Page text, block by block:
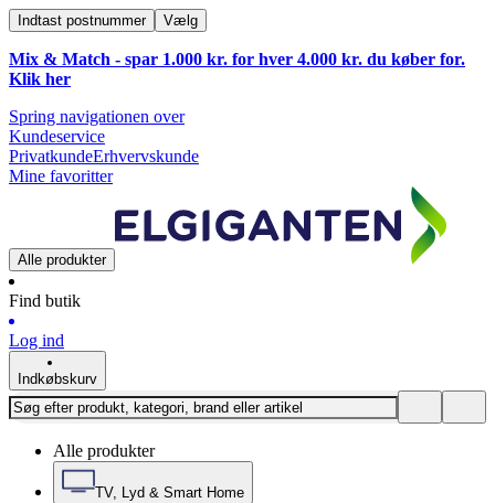
Indtast postnummer Vælg
Mix & Match - spar 1.000 kr. for hver 4.000 kr. du køber for.
Klik her
Spring navigationen over
Kundeservice
PrivatkundeErhvervskunde
Mine favoritter
Alle produkter
Find butik
Log ind
Indkøbskurv
Alle produkter
TV, Lyd & Smart Home